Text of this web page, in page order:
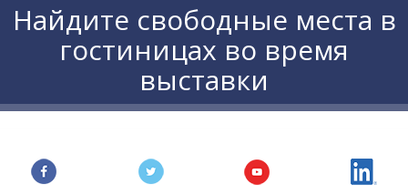
Найдите свободные места в
гостиницах во время
выставки